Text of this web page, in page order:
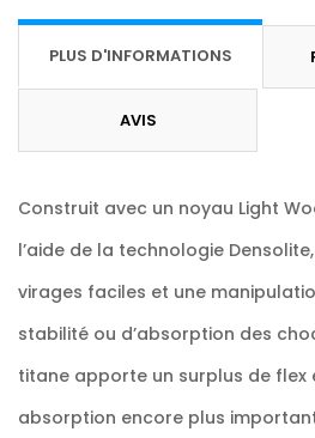
PLUS D'INFORMATIONS
AVIS
Construit avec un noyau Light
l’aide de la technologie
virages faciles et une
stabilité ou d’absorption des
titane apporte un surplus de flex
absorption encore plus